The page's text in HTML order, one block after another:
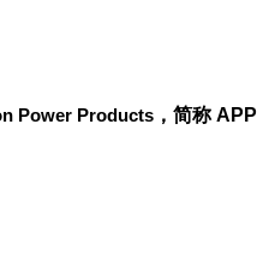
Power Products ，简称APP